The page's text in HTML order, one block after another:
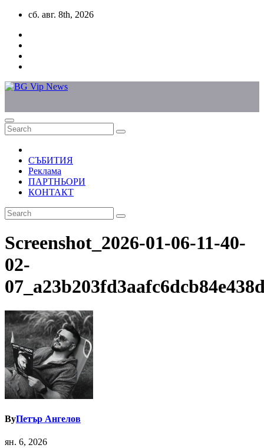
Skip
content
сб. авг. 8th, 2026
СЪБИТИЯ
Реклама
ПАРТНЬОРИ
КОНТАКТ
Screenshot_2026-01-06-11-40-
02-
ByПетър Ангелов
ян. 6, 2026